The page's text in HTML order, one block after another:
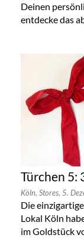
Deinen
entdecke das
Türchen 5:
Köln, Stores, 5.
Die
Lokal Köln
im Goldstück